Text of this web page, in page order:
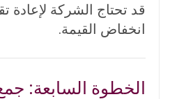
قد تحتاج الشركة لإعادة
انخفاض القيمة.
الخطوة السابعة: